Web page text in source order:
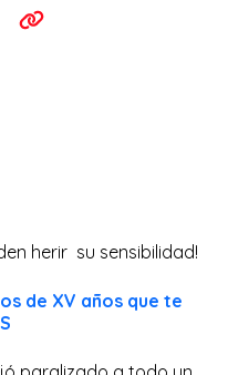
herir su sensibilidad!
de XV años que te